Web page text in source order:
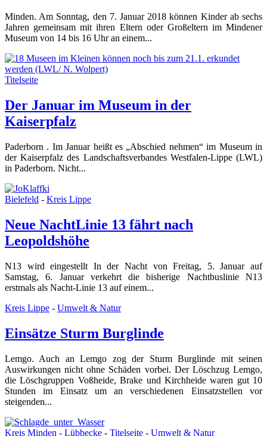
Minden. Am Sonntag, den 7. Januar 2018 können Kinder ab sechs
Jahren gemeinsam mit ihren Eltern oder Großeltern im Mindener
Museum von 14 bis 16 Uhr an einem...
Titelseite
Der Januar im Museum in der
Kaiserpfalz
Paderborn . Im Januar heißt es „Abschied nehmen“ im Museum in
der Kaiserpfalz des Landschaftsverbandes Westfalen-Lippe (LWL)
in Paderborn. Nicht...
Bielefeld - Kreis Lippe
Neue NachtLinie 13 fährt nach
Leopoldshöhe
N13 wird eingestellt In der Nacht von Freitag, 5. Januar auf
Samstag, 6. Januar verkehrt die bisherige Nachtbuslinie N13
erstmals als Nacht-Linie 13 auf einem...
Kreis Lippe - Umwelt & Natur
Einsätze Sturm Burglinde
Lemgo. Auch an Lemgo zog der Sturm Burglinde mit seinen
Auswirkungen nicht ohne Schäden vorbei. Der Löschzug Lemgo,
die Löschgruppen Voßheide, Brake und Kirchheide waren gut 10
Stunden im Einsatz um an verschiedenen Einsatzstellen vor
steigenden...
Kreis Minden - Lübbecke - Titelseite - Umwelt & Natur